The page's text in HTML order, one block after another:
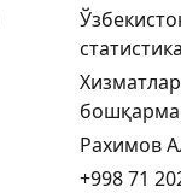
Рахимов
+998 71